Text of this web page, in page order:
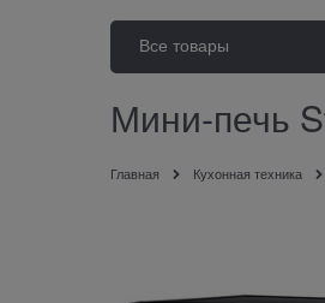
Все товары
Мини-печь
Главная Кухонная техника